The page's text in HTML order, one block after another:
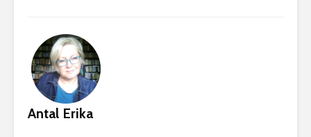
Antal Erika